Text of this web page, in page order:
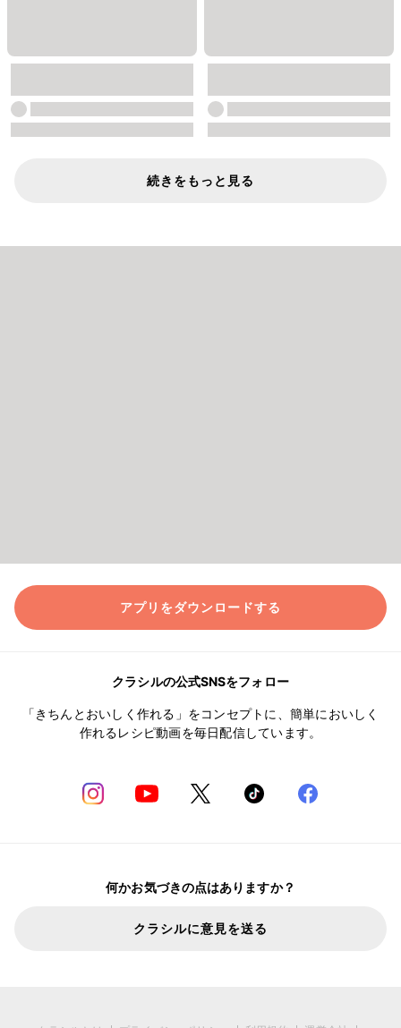
続きをもっと見る
アプリをダウンロードする
クラシルの公式SNSをフォロー
「きちんとおいしく作れる」をコンセプトに、簡単においしく
作れるレシピ動画を毎日配信しています。
何かお気づきの点はありますか？
クラシルに意見を送る